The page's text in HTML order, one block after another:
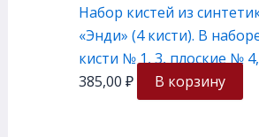
Набор кистей из
«Энди» (4 кисти). В
кисти № 1, 3, плоские №
385,00 ₽ В корзину